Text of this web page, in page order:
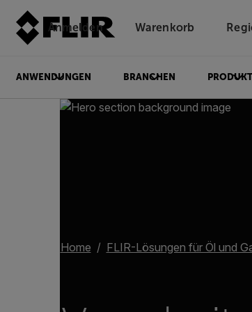
Anmelden Unread messages
Warenkorb
ANWENDUNGEN BRANCHEN
Home FLIR-Lösungen für Öl und